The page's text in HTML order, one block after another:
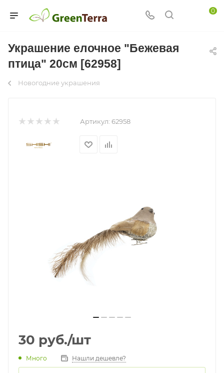
0
Украшение елочное "Бежевая
птица" 20см [62958]
Новогодние украшения
Артикул: 62958
30 руб./шт
Много Нашли дешевле?